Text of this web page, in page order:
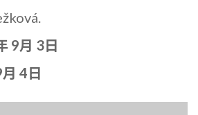
9月 3日
4日